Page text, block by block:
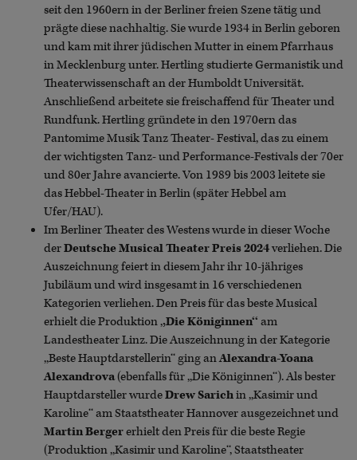
seit den 1960ern in der Berliner freien Szene tätig und
prägte diese nachhaltig. Sie wurde 1934 in Berlin geboren
und kam mit ihrer jüdischen Mutter in einem Pfarrhaus
in Mecklenburg unter. Hertling studierte Germanistik und
Theaterwissenschaft an der Humboldt Universität.
Anschließend arbeitete sie freischaffend für Theater und
Rundfunk. Hertling gründete in den 1970ern das
Pantomime Musik Tanz Theater- Festival, das zu einem
der wichtigsten Tanz- und Performance-Festivals der 70er
und 80er Jahre avancierte. Von 1989 bis 2003 leitete sie
das Hebbel-Theater in Berlin (später Hebbel am
Ufer/HAU).
Im Berliner Theater des Westens wurde in dieser Woche
derDeutsche Musical Theater Preis 2024verliehen. Die
Auszeichnung feiert in diesem Jahr ihr 10-jähriges
Jubiläum und wird insgesamt in 16 verschiedenen
Kategorien verliehen. Den Preis für das beste Musical
erhielt die Produktion ,,Die Königinnen‘‘ am
Landestheater Linz. Die Auszeichnung in der Kategorie
,,Beste Hauptdarstellerin‘‘ ging anAlexandra-Yoana
Alexandrova(ebenfalls für ,,Die Königinnen‘‘). Als bester
Hauptdarsteller wurdeDrew Sarichin ,,Kasimir und
Karoline‘‘ am Staatstheater Hannover ausgezeichnet und
Martin Bergererhielt den Preis für die beste Regie
(Produktion ,,Kasimir und Karoline‘‘, Staatstheater